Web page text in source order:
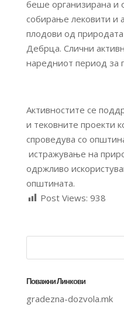
беше организирана и
собирање лековити и
плодови од
Дебрца. Слични
наредниот период за
Активностите се
и тековните проекти
спроведува со
истражување на
одржливо
општината.
Post Views: 938
Поважни Линкови
gradezna-dozvola.mk